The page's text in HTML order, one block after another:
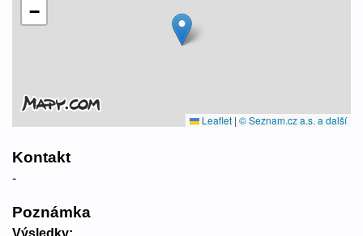
−
Leaflet | © Seznam.cz a.s. a další
Kontakt
-
Poznámka
Výsledky: